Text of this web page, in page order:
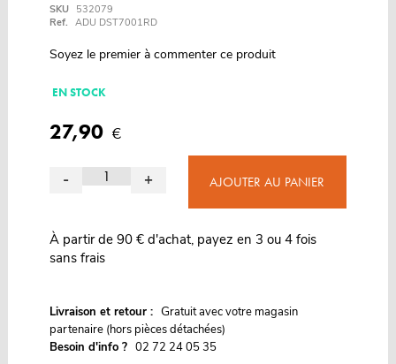
SKU
532079
Ref. ADU DST7001RD
Soyez le premier à commenter ce produit
EN STOCK
27,90 €
- + AJOUTER AU PANIER
À partir de 90 € d'achat, payez en 3 ou 4 fois
sans frais
Livraison et retour : Gratuit avec votre magasin
partenaire (hors pièces détachées)
Besoin d'info ? 02 72 24 05 35